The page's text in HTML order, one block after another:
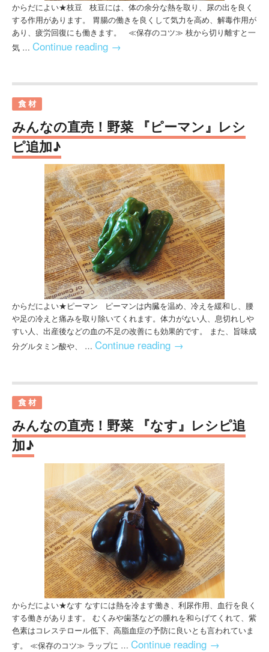
からだによい★枝豆 枝豆には、体の余分な熱を取り、尿の出を良く
する作用があります。 胃腸の働きを良くして気力を高め、解毒作用が
あり、疲労回復にも働きます。 ≪保存のコツ≫ 枝から切り離すと一
気 … Continue reading →
みんなの直売！野菜 『ピーマン』レシ
ピ追加♪
からだによい★ピーマン ピーマンは内臓を温め、冷えを緩和し、腰
や足の冷えと痛みを取り除いてくれます。体力がない人、息切れしや
すい人、出産後などの血の不足の改善にも効果的です。 また、旨味成
分グルタミン酸や、 … Continue reading →
みんなの直売！野菜 『なす』レシピ追
加♪
からだによい★なす なすには熱を冷ます働き、利尿作用、血行を良く
する働きがあります。 むくみや歯茎などの腫れを和らげてくれて、紫
色素はコレステロール低下、高脂血症の予防に良いとも言われていま
す。 ≪保存のコツ≫ ラップに … Continue reading →